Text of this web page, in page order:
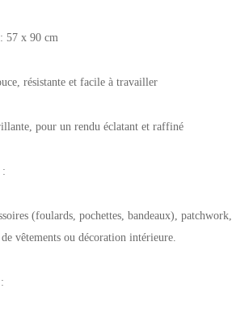
57 x 90 cm
résistante et facile à travailler
pour un rendu éclatant et raffiné
:
(foulards, pochettes, bandeaux), patchwork,
vêtements ou décoration intérieure.